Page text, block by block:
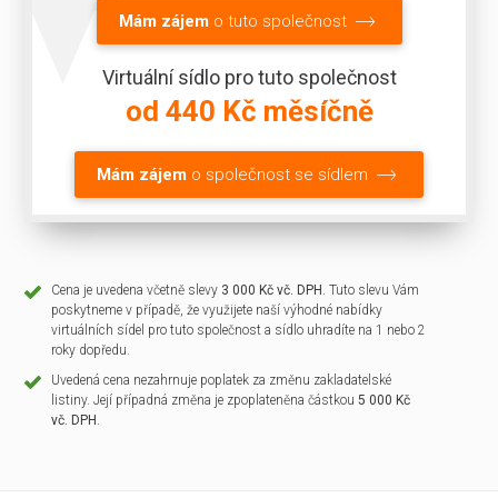
Mám zájemo tuto společnost
Virtuální sídlo pro tuto společnost
od 440 Kč měsíčně
Mám zájem o společnost se sídlem
Cena je uvedena včetně slevy 3 000 Kč vč. DPH . Tuto slevu Vám
poskytneme v případě, že využijete naší výhodné nabídky
virtuálních sídel pro tuto společnost a sídlo uhradíte na 1 nebo 2
roky dopředu.
Uvedená cena nezahrnuje poplatek za změnu zakladatelské
listiny. Její případná změna je zpoplateněna částkou5 000 Kč
vč. DPH .